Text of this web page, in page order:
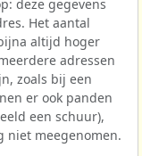
deze gegevens
Het aantal
altijd hoger
adressen
zoals bij een
er ook panden
een schuur),
niet meegenomen.